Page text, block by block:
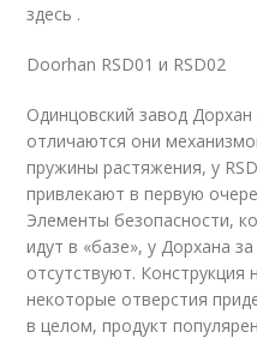
здесь .
Doorhan RSD01 и RSD02
Одинцовский завод Дорхан
отличаются они
пружины растяжения, у
привлекают в первую
Элементы безопасности,
идут в «базе», у Дорхана
отсутствуют. Конструкция
некоторые отверстия
в целом, продукт